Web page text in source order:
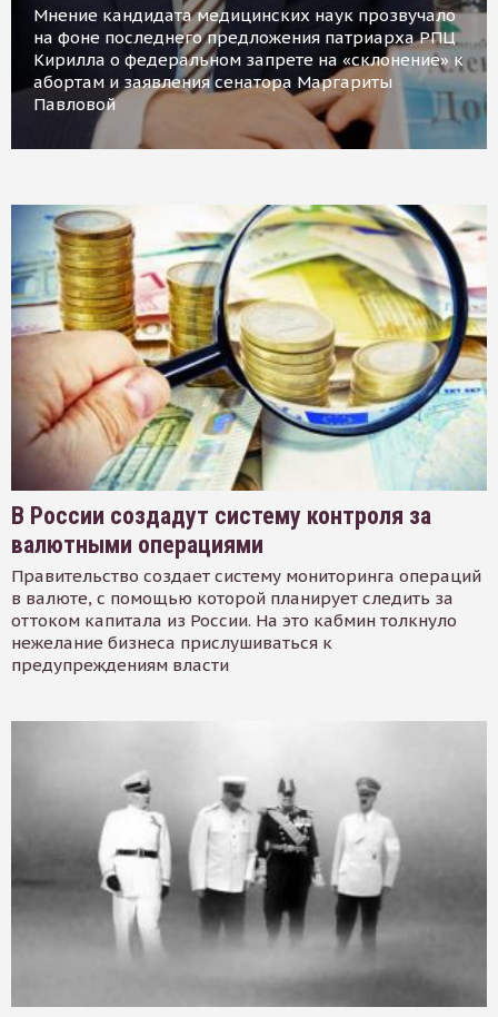
Мнение кандидата медицинских наук прозвучало
на фоне последнего предложения патриарха РПЦ
Кирилла о федеральном запрете на «склонение» к
абортам и заявления сенатора Маргариты
Павловой
В России создадут систему контроля за
валютными операциями
Правительство создает систему мониторинга операций
в валюте, с помощью которой планирует следить за
оттоком капитала из России. На это кабмин толкнуло
нежелание бизнеса прислушиваться к
предупреждениям власти